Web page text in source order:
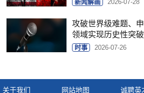
新闻解画 2026-07-28
攻破世界级难题、
领域实现历史性突破
时事 2026-07-26
关于我们 网站地图 诚聘英